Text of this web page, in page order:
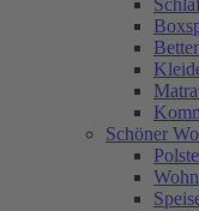
Schöner